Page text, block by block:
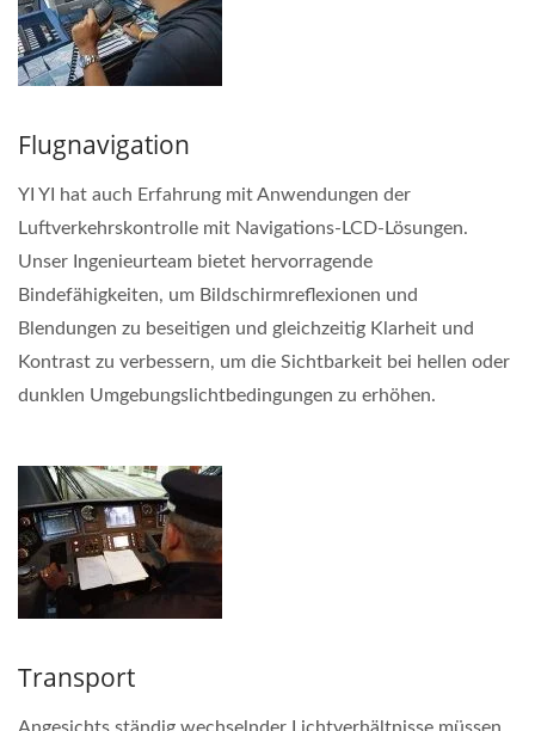
Flugnavigation
YI YI hat auch Erfahrung mit Anwendungen der
Luftverkehrskontrolle mit Navigations-LCD-Lösungen.
Unser Ingenieurteam bietet hervorragende
Bindefähigkeiten, um Bildschirmreflexionen und
Blendungen zu beseitigen und gleichzeitig Klarheit und
Kontrast zu verbessern, um die Sichtbarkeit bei hellen oder
dunklen Umgebungslichtbedingungen zu erhöhen.
Transport
Angesichts ständig wechselnder Lichtverhältnisse müssen